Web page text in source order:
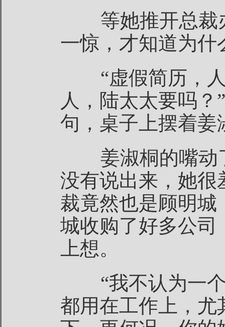
等她推开总裁
一惊，才知道为什
“虚假简历，人
人，陆太太要吗
句，桌子上摆着姜
姜淑桐的嘴动
没有说出来，她很
裁竟然也是顾明城
城收购了好多公司
上想。
“我不认为一个
都用在工作上，尤